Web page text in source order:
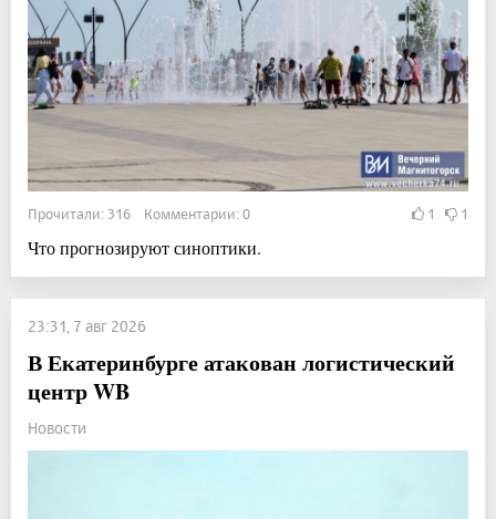
Прочитали: 316 Комментарии: 0 1 1
Что прогнозируют синоптики.
23:31, 7 авг 2026
В Екатеринбурге атакован логистический
центр WB
Новости